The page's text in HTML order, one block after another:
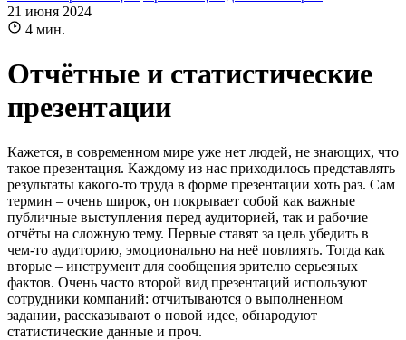
21 июня 2024
4 мин.
Отчётные и статистические
презентации
Кажется, в современном мире уже нет людей, не знающих, что
такое презентация. Каждому из нас приходилось представлять
результаты какого-то труда в форме презентации хоть раз. Сам
термин – очень широк, он покрывает собой как важные
публичные выступления перед аудиторией, так и рабочие
отчёты на сложную тему. Первые ставят за цель убедить в
чем-то аудиторию, эмоционально на неё повлиять. Тогда как
вторые – инструмент для сообщения зрителю серьезных
фактов. Очень часто второй вид презентаций используют
сотрудники компаний: отчитываются о выполненном
задании, рассказывают о новой идее, обнародуют
статистические данные и проч.